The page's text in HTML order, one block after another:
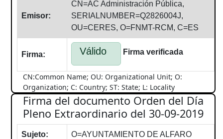
Emisor:
CN=AC Administración Pública,
SERIALNUMBER=Q2826004J,
OU=CERES, O=FNMT-RCM, C=ES
Firma: Válido Firma verificada
CN:Common Name; OU: Organizational Unit; O:
Organization; C: Country; ST: State; L: Locality
Firma del documento Orden del Día
Pleno Extraordinario del 30-09-2019
Sujeto: O=AYUNTAMIENTO DE ALFARO